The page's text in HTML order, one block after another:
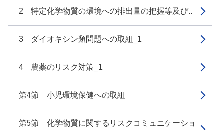
2 特定化学物質の環境への排出量の把握等及び...
3 ダイオキシン類問題への取組_1
4 農薬のリスク対策_1
第4節 小児環境保健への取組
第5節 化学物質に関するリスクコミュニケーショ